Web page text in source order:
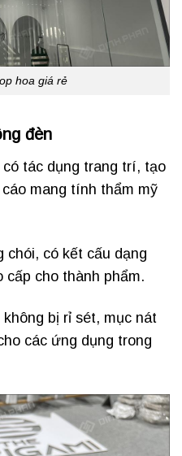
hoa giá rẻ
đèn
tác dụng trang trí, tạo
mang tính thẩm mỹ
chói, có kết cấu dạng
cấp cho thành phẩm.
không bị rỉ sét, mục nát
các ứng dụng trong